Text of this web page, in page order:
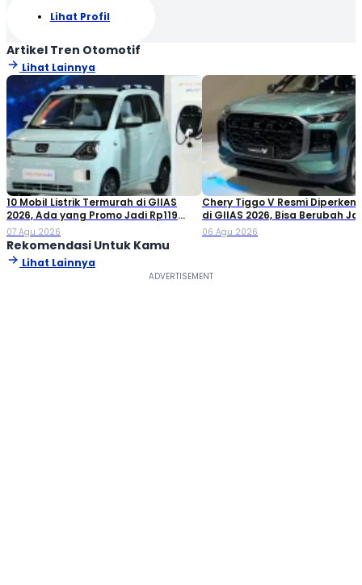
Lihat Profil
Artikel Tren Otomotif
Lihat Lainnya
10 Mobil Listrik Termurah di GIIAS
2026, Ada yang Promo Jadi Rp119
Jutaan!
07 Agu 2026
Chery Tiggo V Resmi
di GIIAS 2026, Bisa Berubah
Double Cabin
06 Agu 2026
Rekomendasi Untuk Kamu
Lihat Lainnya